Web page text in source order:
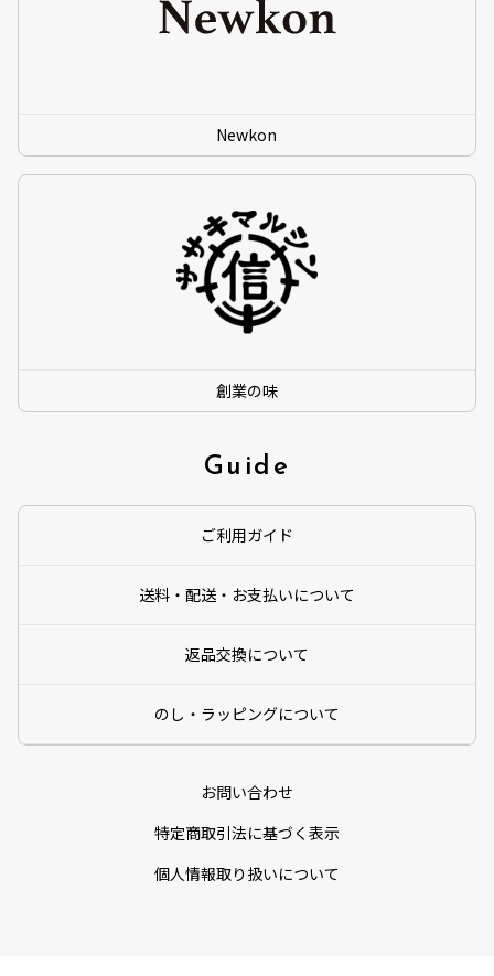
Newkon
創業の味
Guide
ご利用ガイド
送料・配送・お支払いについて
返品交換について
のし・ラッピングについて
お問い合わせ
特定商取引法に基づく表示
個人情報取り扱いについて